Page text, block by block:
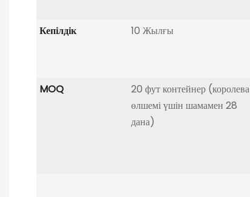
Кепілдік 10 Жылғы
MOQ
20 фут контейнер (королева
өлшемі үшін шамамен 28
дана)